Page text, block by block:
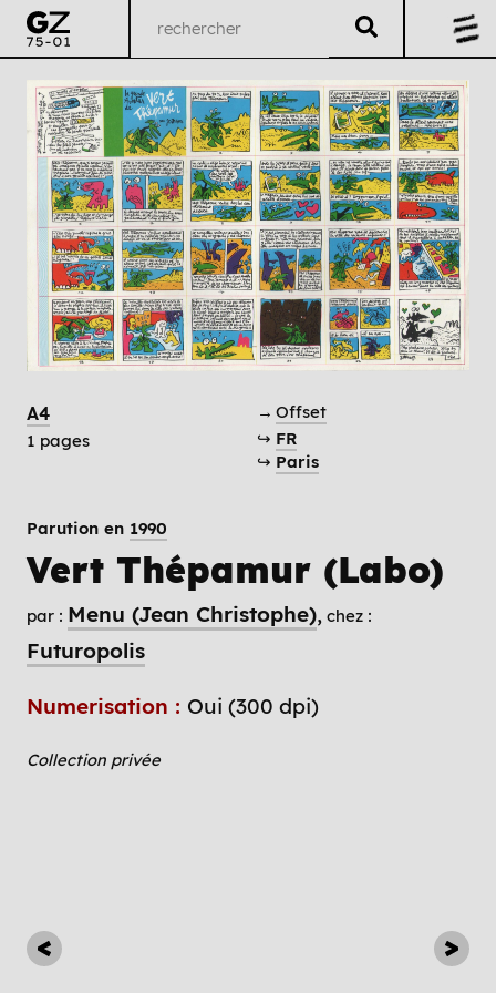
A4
1 pages
→ Offset
↪ FR
↪ Paris
Parution en 1990
Vert Thépamur (Labo)
par : Menu (Jean Christophe) chez :
Futuropolis
Numerisation : Oui (300 dpi)
Collection privée